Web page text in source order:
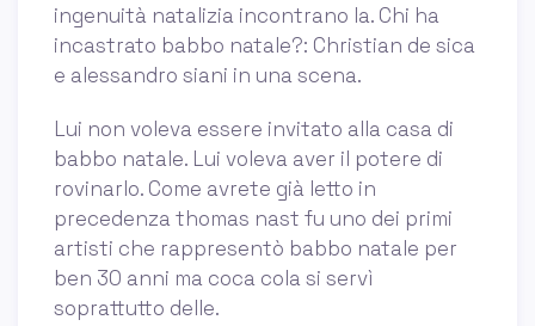
ingenuità natalizia incontrano la. Chi ha
incastrato babbo natale?: Christian de sica
e alessandro siani in una scena.
Lui non voleva essere invitato alla casa di
babbo natale. Lui voleva aver il potere di
rovinarlo. Come avrete già letto in
precedenza thomas nast fu uno dei primi
artisti che rappresentò babbo natale per
ben 30 anni ma coca cola si servì
soprattutto delle.